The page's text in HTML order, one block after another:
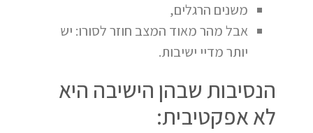
משנים הרגלים,
אבל מהר מאוד המצב חוזר לסורו: יש
יותר מדיי ישיבות.
הנסיבות שבהן הישיבה היא
לא אפקטיבית: